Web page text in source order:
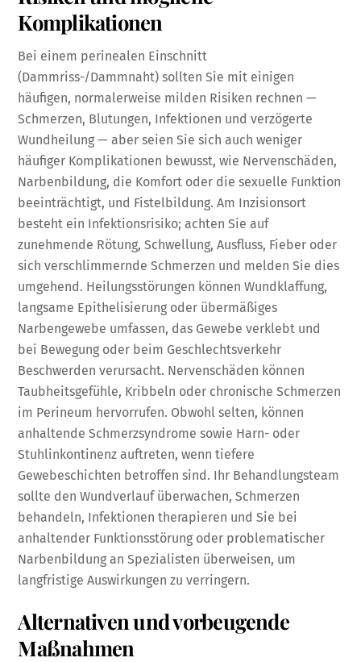
Komplikationen
Bei einem perinealen Einschnitt
(Dammriss-/Dammnaht) sollten Sie mit einigen
häufigen, normalerweise milden Risiken rechnen —
Schmerzen, Blutungen, Infektionen und verzögerte
Wundheilung — aber seien Sie sich auch weniger
häufiger Komplikationen bewusst, wie Nervenschäden,
Narbenbildung, die Komfort oder die sexuelle Funktion
beeinträchtigt, und Fistelbildung. Am Inzisionsort
besteht ein Infektionsrisiko; achten Sie auf
zunehmende Rötung, Schwellung, Ausfluss, Fieber oder
sich verschlimmernde Schmerzen und melden Sie dies
umgehend. Heilungsstörungen können Wundklaffung,
langsame Epithelisierung oder übermäßiges
Narbengewebe umfassen, das Gewebe verklebt und
bei Bewegung oder beim Geschlechtsverkehr
Beschwerden verursacht. Nervenschäden können
Taubheitsgefühle, Kribbeln oder chronische Schmerzen
im Perineum hervorrufen. Obwohl selten, können
anhaltende Schmerzsyndrome sowie Harn- oder
Stuhlinkontinenz auftreten, wenn tiefere
Gewebeschichten betroffen sind. Ihr Behandlungsteam
sollte den Wundverlauf überwachen, Schmerzen
behandeln, Infektionen therapieren und Sie bei
anhaltender Funktionsstörung oder problematischer
Narbenbildung an Spezialisten überweisen, um
langfristige Auswirkungen zu verringern.
Alternativen und vorbeugende
Maßnahmen